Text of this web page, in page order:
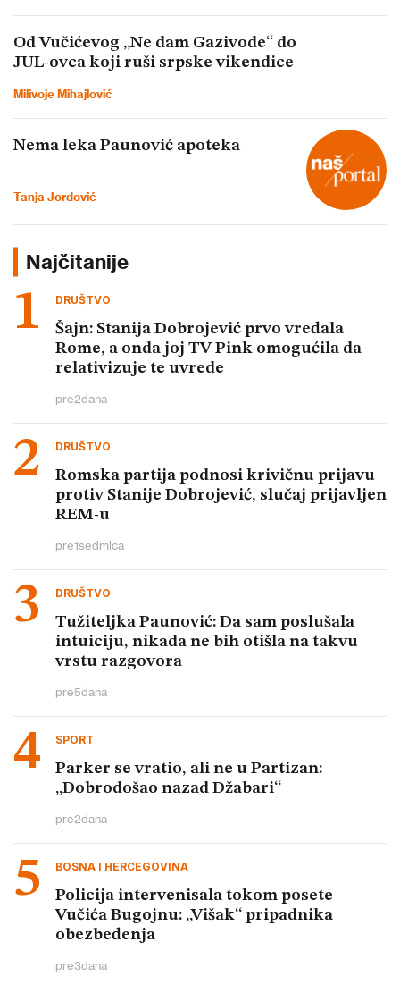
Od Vučićevog „Ne dam Gazivode“ do
JUL-ovca koji ruši srpske vikendice
Milivoje Mihajlović
Nema leka Paunović apoteka
Tanja Jordović
Najčitanije
DRUŠTVO
Šajn: Stanija Dobrojević prvo vređala
Rome, a onda joj TV Pink omogućila da
relativizuje te uvrede
pre2dana
DRUŠTVO
Romska partija podnosi krivičnu prijavu
protiv Stanije Dobrojević, slučaj prijavljen
REM-u
pre1sedmica
DRUŠTVO
Tužiteljka Paunović: Da sam poslušala
intuiciju, nikada ne bih otišla na takvu
vrstu razgovora
pre5dana
SPORT
Parker se vratio, ali ne u Partizan:
„Dobrodošao nazad Džabari“
pre2dana
BOSNA I HERCEGOVINA
Policija intervenisala tokom posete
Vučića Bugojnu: „Višak“ pripadnika
obezbeđenja
pre3dana